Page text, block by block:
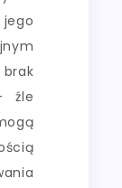
źle